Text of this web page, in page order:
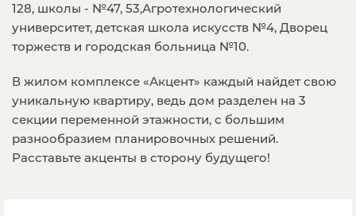
128, школы - №47, 53,Агротехнологический
университет, детская школа искусств №4, Дворец
торжеств и городская больница №10.
В жилом комплексе «Акцент» каждый найдет свою
уникальную квартиру, ведь дом разделен на 3
секции переменной этажности, с большим
разнообразием планировочных решений.
Расставьте акценты в сторону будущего!